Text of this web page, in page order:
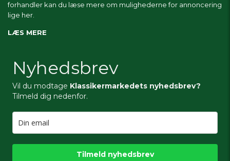
forhandler kan du læse mere om mulighederne for annoncering
lige her.
LÆS MERE
Nyhedsbrev
Vil du modtage Klassikermarkedets nyhedsbrev?
Tilmeld dig nedenfor.
Tilmeld nyhedsbrev